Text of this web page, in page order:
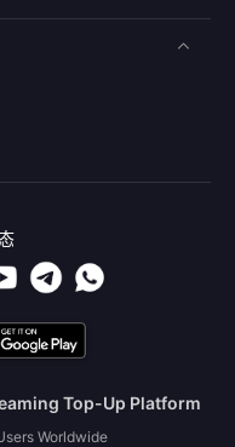
Top-Up Platform
Worldwide